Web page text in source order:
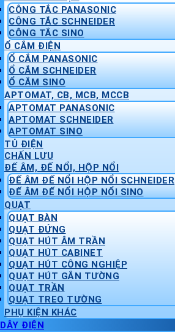
CÔNG TẮC PANASONIC
CÔNG TẮC SCHNEIDER
CÔNG TẮC SINO
Ổ CẮM ĐIỆN
Ổ CẮM PANASONIC
Ổ CẮM SCHNEIDER
Ổ CẮM SINO
APTOMAT, CB, MCB, MCCB
APTOMAT PANASONIC
APTOMAT SCHNEIDER
APTOMAT SINO
TỦ ĐIỆN
CHẤN LƯU
ĐẾ ÂM, ĐẾ NỔI, HỘP NỔI
ĐẾ ÂM ĐẾ NỔI HỘP NỔI SCHNEIDER
ĐẾ ÂM ĐẾ NỔI HỘP NỔI SINO
QUẠT
QUẠT BÀN
QUẠT ĐỨNG
QUẠT HÚT ÂM TRẦN
QUẠT HÚT CABINET
QUẠT HÚT CÔNG NGHIỆP
QUẠT HÚT GẮN TƯỜNG
QUẠT TRẦN
QUẠT TREO TƯỜNG
PHỤ KIỆN KHÁC
DÂY ĐIỆN